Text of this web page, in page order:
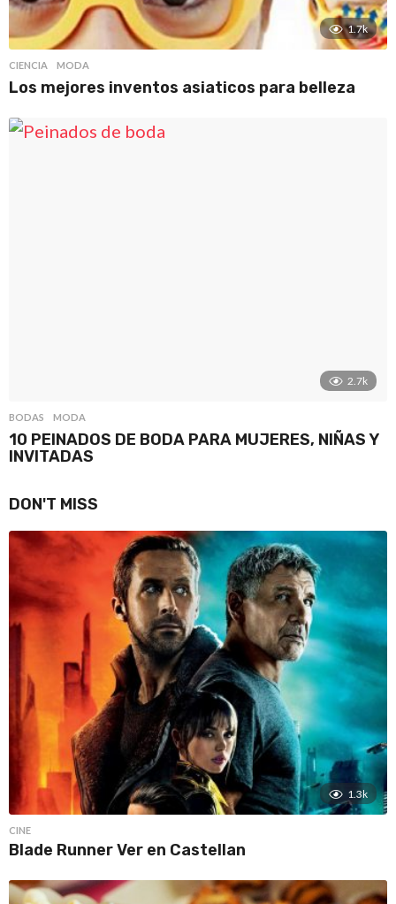
1.7k
CIENCIA ,MODA
Los mejores inventos asiaticos para belleza
2.7k
BODAS ,MODA
10 PEINADOS DE BODA PARA MUJERES, NIÑAS Y
INVITADAS
DON'T MISS
1.3k
CINE
Blade Runner Ver en Castellan